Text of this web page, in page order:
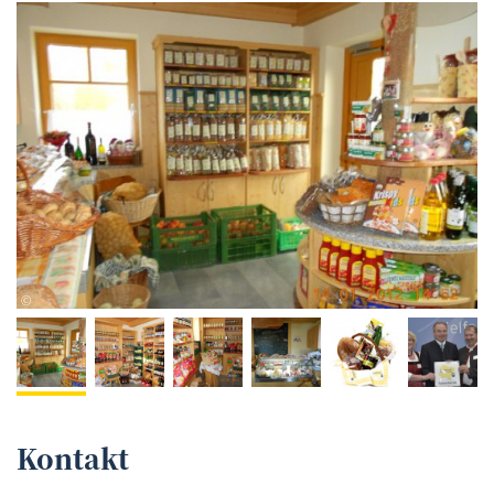
©Fam. Pichler
Kontakt